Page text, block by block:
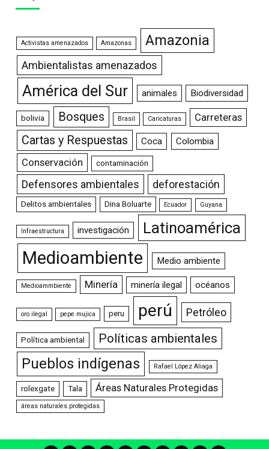
Activistas amenazados Amazonas Amazonia
Ambientalistas amenazados
América del Sur animales Biodiversidad
bolivia Bosques Brasil Caricaturas Carreteras
Cartas y Respuestas Coca Colombia
Conservación contaminación
Defensores ambientales deforestación
Delitos ambientales Dina Boluarte Ecuador Guyana
Infraestructura investigación Latinoamérica
Medioambiente Medio ambiente
Medioammbiente Minería minería ilegal océanos
oro ilegal pepe mujica peru perú Petróleo
Política ambiental Políticas ambientales
Pueblos indígenas Rafael López Aliaga
rolexgate Tala Áreas Naturales Protegidas
áreas naturales protegidas